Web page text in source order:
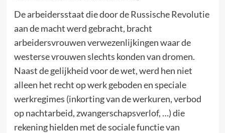
De arbeidersstaat die door de Russische Revolutie
aan de macht werd gebracht, bracht
arbeidersvrouwen verwezenlijkingen waar de
westerse vrouwen slechts konden van dromen.
Naast de gelijkheid voor de wet, werd hen niet
alleen het recht op werk geboden en speciale
werkregimes (inkorting van de werkuren, verbod
op nachtarbeid, zwangerschapsverlof, …) die
rekening hielden met de sociale functie van